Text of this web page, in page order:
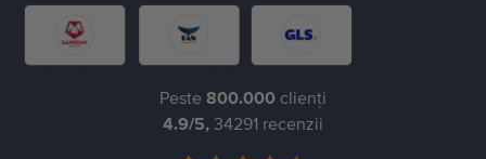
Peste 800.000 clienți
4.9/5, 34291 recenzii